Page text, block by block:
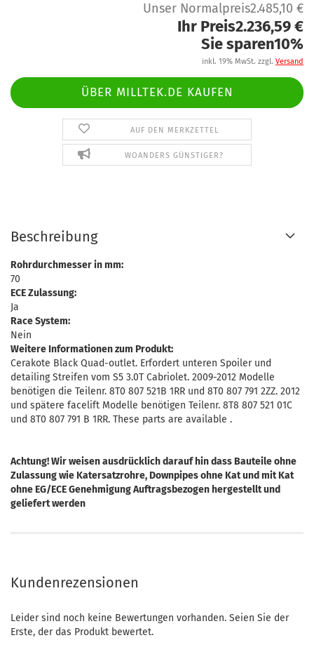
Unser Normalpreis2.485,10 €
Ihr Preis2.236,59 €
Sie sparen10%
inkl. 19% MwSt. zzgl. Versand
ÜBER MILLTEK.DE KAUFEN
AUF DEN MERKZETTEL
WOANDERS GÜNSTIGER?
Beschreibung
Rohrdurchmesser in mm:
70
ECE Zulassung:
Ja
Race System:
Nein
Weitere Informationen zum Produkt:
Cerakote Black Quad-outlet. Erfordert unteren Spoiler und
detailing Streifen vom S5 3.0T Cabriolet. 2009-2012 Modelle
benötigen die Teilenr. 8T0 807 521B 1RR und 8T0 807 791 2ZZ. 2012
und spätere facelift Modelle benötigen Teilenr. 8T8 807 521 01C
und 8T0 807 791 B 1RR. These parts are available .
Achtung! Wir weisen ausdrücklich darauf hin dass Bauteile ohne
Zulassung wie Katersatzrohre, Downpipes ohne Kat und mit Kat
ohne EG/ECE Genehmigung Auftragsbezogen hergestellt und
geliefert werden
Kundenrezensionen
Leider sind noch keine Bewertungen vorhanden. Seien Sie der
Erste, der das Produkt bewertet.